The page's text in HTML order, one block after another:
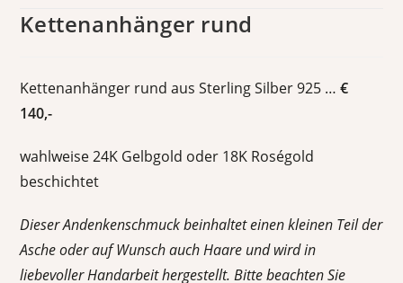
Kettenanhänger rund
Kettenanhänger rund aus Sterling Silber 925 …€
140,-
wahlweise 24K Gelbgold oder 18K Roségold
beschichtet
Dieser Andenkenschmuck beinhaltet einen kleinen Teil der
Asche oder auf Wunsch auch Haare und wird in
liebevoller Handarbeit hergestellt. Bitte beachten Sie